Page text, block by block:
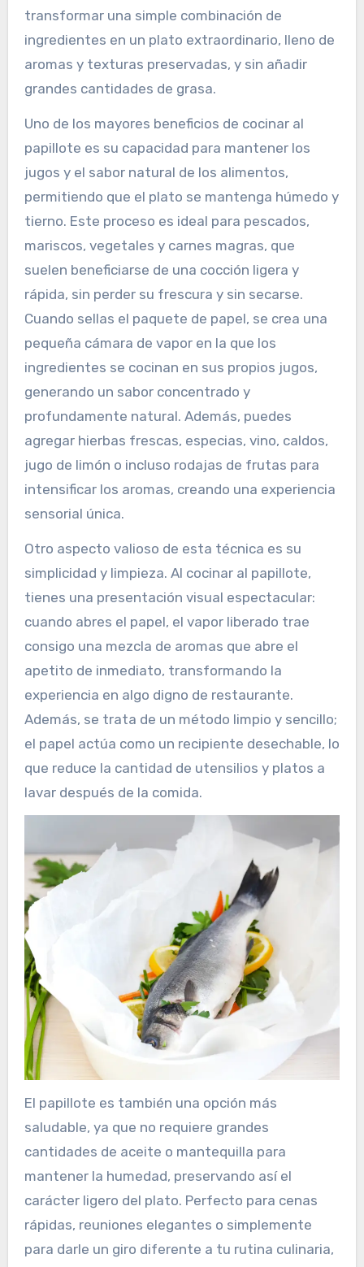
transformar una simple combinación de
ingredientes en un plato extraordinario, lleno de
aromas y texturas preservadas, y sin añadir
grandes cantidades de grasa.
Uno de los mayores beneficios de cocinar al
papillote es su capacidad para mantener los
jugos y el sabor natural de los alimentos,
permitiendo que el plato se mantenga húmedo y
tierno. Este proceso es ideal para pescados,
mariscos, vegetales y carnes magras, que
suelen beneficiarse de una cocción ligera y
rápida, sin perder su frescura y sin secarse.
Cuando sellas el paquete de papel, se crea una
pequeña cámara de vapor en la que los
ingredientes se cocinan en sus propios jugos,
generando un sabor concentrado y
profundamente natural. Además, puedes
agregar hierbas frescas, especias, vino, caldos,
jugo de limón o incluso rodajas de frutas para
intensificar los aromas, creando una experiencia
sensorial única.
Otro aspecto valioso de esta técnica es su
simplicidad y limpieza. Al cocinar al papillote,
tienes una presentación visual espectacular:
cuando abres el papel, el vapor liberado trae
consigo una mezcla de aromas que abre el
apetito de inmediato, transformando la
experiencia en algo digno de restaurante.
Además, se trata de un método limpio y sencillo;
el papel actúa como un recipiente desechable, lo
que reduce la cantidad de utensilios y platos a
lavar después de la comida.
El papillote es también una opción más
saludable, ya que no requiere grandes
cantidades de aceite o mantequilla para
mantener la humedad, preservando así el
carácter ligero del plato. Perfecto para cenas
rápidas, reuniones elegantes o simplemente
para darle un giro diferente a tu rutina culinaria,